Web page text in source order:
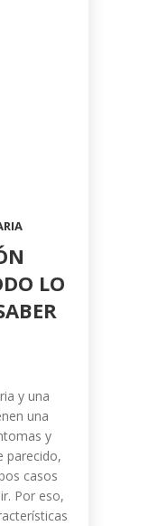
LO
y una
una
y
parecido,
casos
Por eso,